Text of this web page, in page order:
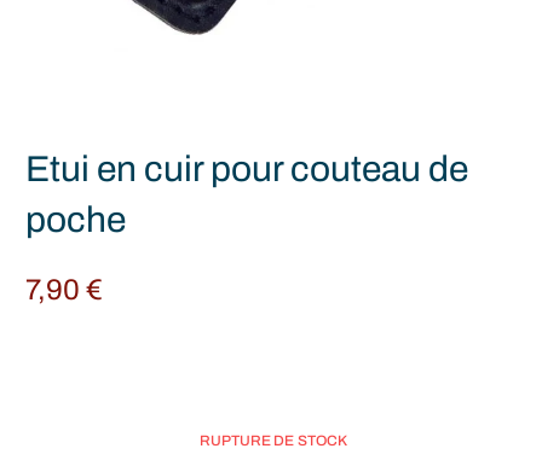
Etui en cuir pour couteau de
poche
7,90€
RUPTURE DE STOCK